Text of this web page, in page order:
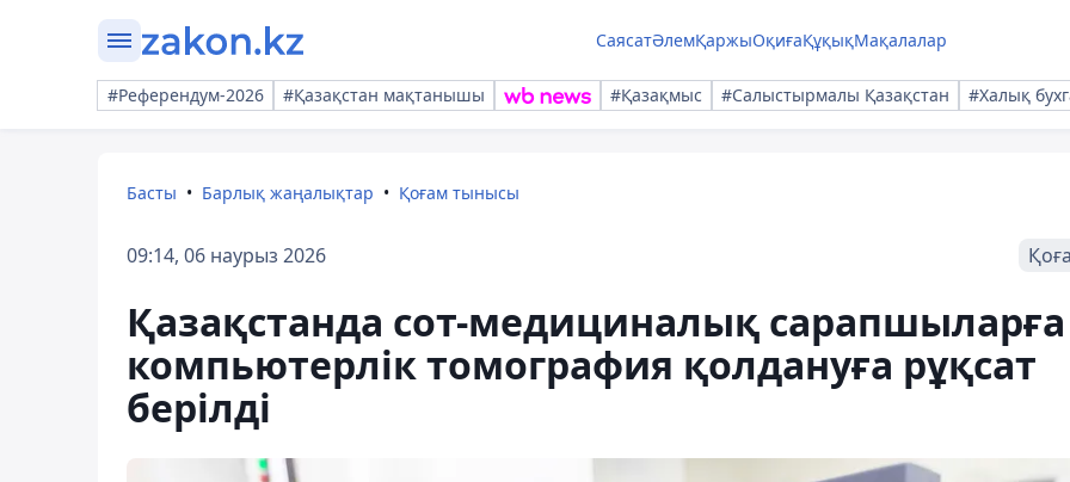
СаясатӘлемҚаржыОқиғаҚұқықМақалалар
#Референдум-2026 #Қазақстан мақтанышы #Қазақмыс #Салыстырмалы Қазақстан #Халық
Басты Барлық жаңалықтар Қоғам тынысы
09:14, 06 наурыз 2026
Қазақстанда сот-медициналық сарапшыларға
компьютерлік томография қолдануға рұқсат
берілді